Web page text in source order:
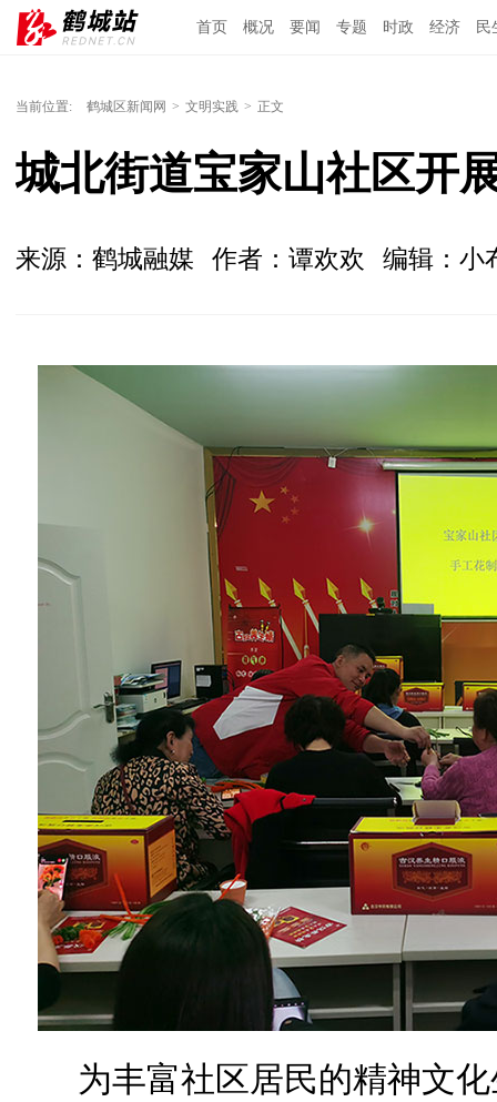
首页 概况 要闻 专题 时政 经济 民
当前位置: 鹤城区新闻网 > 文明实践 > 正文
城北街道宝家山社区开
来源：鹤城融媒 作者：谭欢欢 编辑：小
为丰富社区居民的精神文化